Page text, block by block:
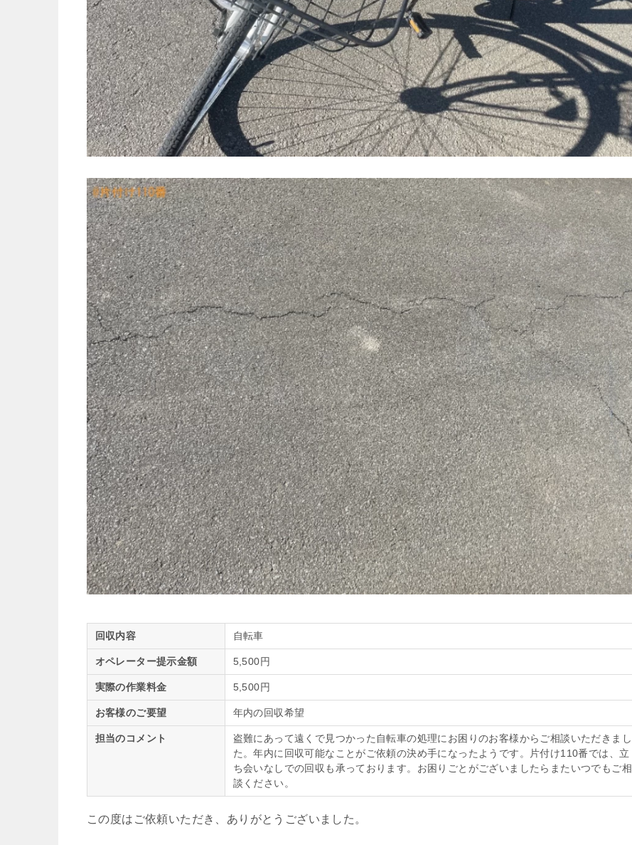
回収内容 自転車
オペレーター提示金額 5,500円
実際の作業料金 5,500円
お客様のご要望 年内の回収希望
担当のコメント
盗難にあって遠くで見つかった自転車の処理にお困りのお客様からご相談いただきまし
た。年内に回収可能なことがご依頼の決め手になったようです。片付け110番では、立
ち会いなしでの回収も承っております。お困りごとがございましたらまたいつでもご相
談ください。
この度はご依頼いただき、ありがとうございました。